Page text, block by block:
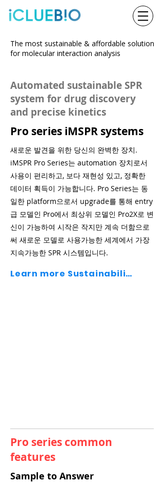
The most sustainable & affordable solution
for molecular interaction analysis
Automated sustainable SPR
system for drug discovery
and precise kinetics
Pro series iMSPR systems
새로운 발견을 위한 당신의 완벽한 장치.
iMSPR Pro Series는 automation 장치로서
사용이 편리하고, 보다 재현성 있고, 정확한
데이터 획득이 가능합니다. Pro Series는 동
일한 platform으로서 upgrade를 통해 entry
급 모델인 Pro에서 최상위 모델인 Pro2X로 변
신이 가능하여 시작은 작지만 계속 더함으로
써 새로운 모델로 사용가능한 세계에서 가장
지속가능한 SPR 시스템입니다.
Learn more Sustainability >
Pro series common
features
Sample to Answer